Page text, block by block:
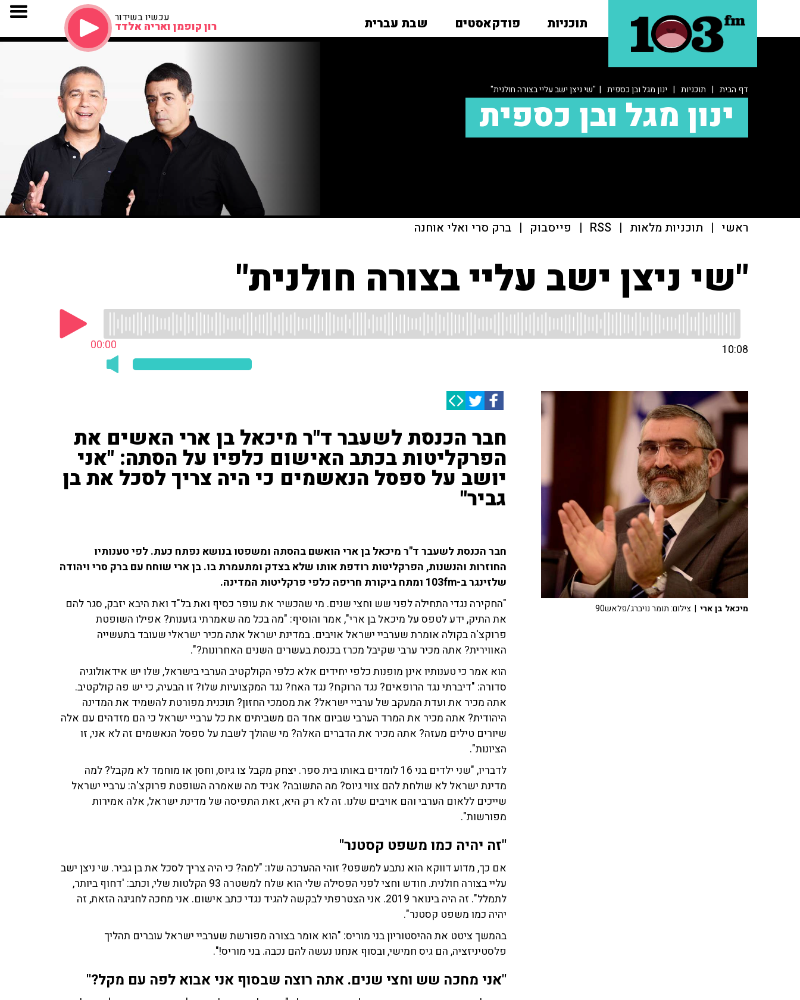
תוכניות פודקאסטים שבת עברית עכשיו בשידור
רון קופמן ואריה אלדד
דף הבית | תוכניות | ינון מגל ובן כספית | "שי ניצן ישב עליי בצורה חולנית"
ינון מגל ובן כספית
ראשי | תוכניות מלאות |
RSS
| פייסבוק | ברק סרי ואלי אוחנה
"שי ניצן ישב עליי בצורה חולנית"
00:00 10:08
חבר הכנסת לשעבר ד"ר מיכאל בן ארי האשים את
הפרקליטות בכתב האישום כלפיו על הסתה: "אני
יושב על ספסל הנאשמים כי היה צריך לסכל את בן
גביר"
חבר הכנסת לשעבר ד"ר מיכאל בן ארי הואשם בהסתה ומשפטו בנושא נפתח כעת. לפי טענותיו
החוזרות והנשנות, הפרקליטות רודפת אותו שלא בצדק ומתעמרת בו. בן ארי שוחח עם ברק סרי ויהודה
שלזינגר ב-103fm ומתח ביקורת חריפה כלפי פרקליטות המדינה.
"החקירה נגדי התחילה לפני שש וחצי שנים. מי שהכשיר את עופר כסיף ואת בל"ד ואת היבא יזבק, סגר להם
את התיק, ידע לטפס על מיכאל בן ארי", אמר והוסיף: "מה בכל מה שאמרתי גזענות? אפילו השופטת
פרוקצ'ה בקולה אומרת שערביי ישראל אויבים. במדינת ישראל אתה מכיר ישראלי שעובד בתעשייה
האווירית? אתה מכיר ערבי שקיבל מכרז בכנסת בעשרים השנים האחרונות?".
הוא אמר כי טענותיו אינן מופנות כלפי יחידים אלא כלפי הקולקטיב הערבי בישראל, שלו יש אידאולוגיה
סדורה: "דיברתי נגד הרופאים? נגד הרוקח? נגד האח? נגד המקצועיות שלו? זו הבעיה, כי יש פה קולקטיב.
אתה מכיר את ועדת המעקב של ערביי ישראל? את מסמכי החזון? תוכנית מפורטת להשמיד את המדינה
היהודית? אתה מכיר את המרד הערבי שביום אחד הם משביתים את כל ערביי ישראל כי הם מזדהים עם אלה
שיורים טילים מעזה? אתה מכיר את הדברים האלה? מי שהולך לשבת על ספסל הנאשמים זה לא אני, זו
הציונות".
לדבריו, "שני ילדים בני 16 לומדים באותו בית ספר. יצחק מקבל צו גיוס, וחסן או מוחמד לא מקבל? למה
מדינת ישראל לא שולחת להם צווי גיוס? מה התשובה? אגיד מה שאמרה השופטת פרוקצ'ה: ערביי ישראל
שייכים ללאום הערבי והם אויבים שלנו. זה לא רק היא, זאת התפיסה של מדינת ישראל, אלה אמירות
מפורשות".
"זה יהיה כמו משפט קסטנר"
אם כך, מדוע דווקא הוא נתבע למשפט? זוהי ההערכה שלו: "למה? כי היה צריך לסכל את בן גביר. שי ניצן ישב
עליי בצורה חולנית. חודש וחצי לפני הפסילה שלי הוא שלח למשטרה 93 הקלטות שלי, וכתב: 'דחוף ביותר,
לתמלל". זה היה בינואר 2019. אני הצטרפתי לבקשה להגיד נגדי כתב אישום. אני מחכה לחגיגה הזאת, זה
יהיה כמו משפט קסטנר".
בהמשך ציטט את ההיסטוריון בני מוריס: "הוא אומר בצורה מפורשת שערביי ישראל עוברים תהליך
פלסטיניזציה, הם גיס חמישי, ובסוף אנחנו נעשה להם נכבה. בני מוריס!".
"אני מחכה שש וחצי שנים. אתה רוצה שבסוף אני אבוא לפה עם מקל?"
מיכאל בן ארי | צילום: תומר נויברג/פלאש90